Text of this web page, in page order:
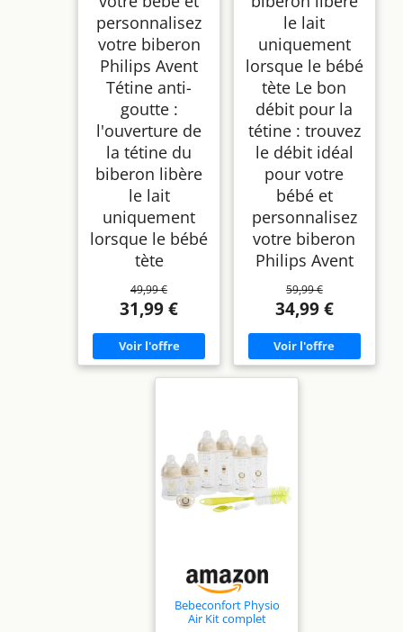
personnalisez
votre biberon
Philips Avent
Tétine anti-
goutte :
l'ouverture de
la tétine du
biberon libère
le lait
uniquement
lorsque le bébé
tète
49,99 €
31,99 €
le lait
uniquement
lorsque le bébé
tète Le bon
débit pour la
tétine : trouvez
le débit idéal
pour votre
bébé et
personnalisez
votre biberon
Philips Avent
59,99 €
34,99 €
Bebeconfort Physio
Air Kit complet